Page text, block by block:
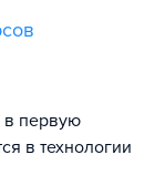
в первую
в технологии